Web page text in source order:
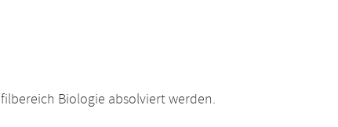
Biologie absolviert werden.